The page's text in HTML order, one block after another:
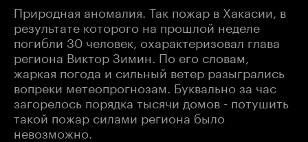
Природная аномалия. Так пожар в Хакасии, в
результате которого на прошлой неделе
погибли 30 человек, охарактеризовал глава
региона Виктор Зимин. По его словам,
жаркая погода и сильный ветер разыгрались
вопреки метеопрогнозам. Буквально за час
загорелось порядка тысячи домов - потушить
такой пожар силами региона было
невозможно.